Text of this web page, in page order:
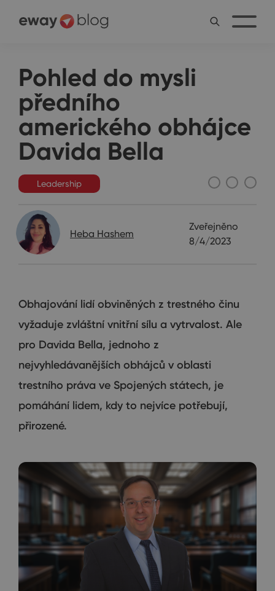
Pohled do mysli
předního
amerického obhájce
Davida Bella
Leadership
Heba Hashem
Zveřejněno
8/4/2023
Obhajování lidí obviněných z trestného činu
vyžaduje zvláštní vnitřní sílu a vytrvalost. Ale
pro Davida Bella, jednoho z
nejvyhledávanějších obhájců v oblasti
trestního práva ve Spojených státech, je
pomáhání lidem, kdy to nejvíce potřebují,
přirozené.